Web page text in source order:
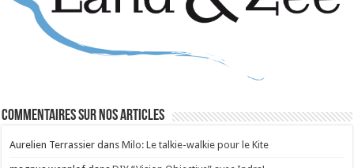
Commentaires sur nos articles
Aurelien Terrassier dansMilo: Le talkie-walkie pour le Kite